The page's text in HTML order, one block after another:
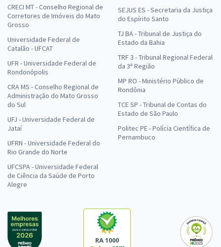
CRECI MT - Conselho Regional de
Corretores de Imóveis do Mato
Grosso
Universidade Federal de
Catalão - UFCAT
UFR - Universidade Federal de
Rondonópolis
CRA MS - Conselho Regional de
Administração do Mato Grosso
do Sul
UFJ - Universidade Federal de
Jataí
UFRN - Universidade Federal do
Rio Grande do Norte
UFCSPA - Universidade Federal
de Ciência da Saúde de Porto
Alegre
SEJUS ES - Secretaria da Justiça
do Espírito Santo
TJ BA - Tribunal de Justiça do
Estado da Bahia
TRF 3 - Tribunal Regional Federal
da 3ª Região
MP RO - Ministério Público de
Rondônia
TCE SP - Tribunal de Contas do
Estado de São Paulo
Politec PE - Polícia Científica de
Pernambuco
RA 1000